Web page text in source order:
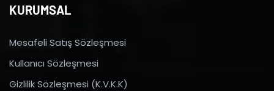
KURUMSAL
Mesafeli Satış Sözleşmesi
Kullanıcı Sözleşmesi
Gizlilik Sözleşmesi (K.V.K.K)